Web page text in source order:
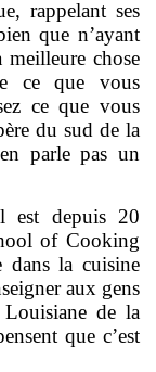
rappelant ses
que n’ayant
chose
ce que vous
ce que vous
du sud de la
parle pas un
est depuis 20
of Cooking
dans la cuisine
aux gens
de la
que c’est